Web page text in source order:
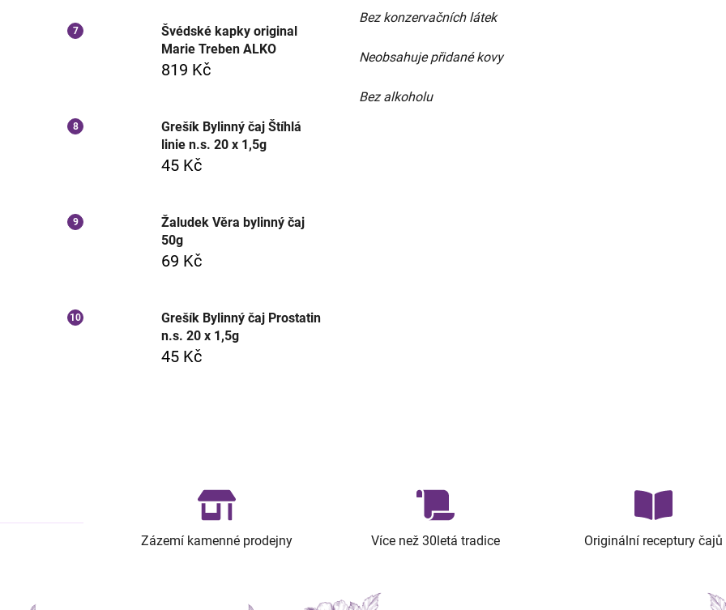
Švédské kapky original
Marie Treben ALKO
819 Kč
Grešík Bylinný čaj Štíhlá
linie n.s. 20 x 1,5g
45 Kč
Žaludek Věra bylinný čaj
50g
69 Kč
Grešík Bylinný čaj Prostatin
n.s. 20 x 1,5g
45 Kč
Bez konzervačních látek
Neobsahuje přidané kovy
Bez alkoholu
Zázemí kamenné prodejny Více než 30letá tradice Originální receptury čajů